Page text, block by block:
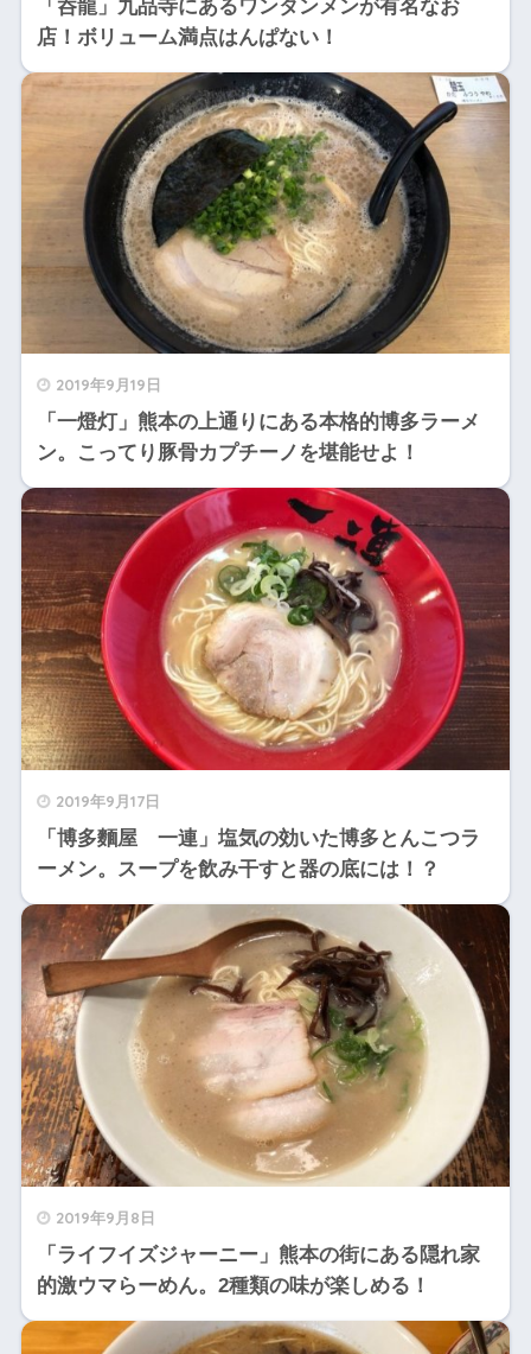
「呑龍」九品寺にあるワンタンメンが有名なお
店！ボリューム満点はんぱない！
2019年9月19日
「一燈灯」熊本の上通りにある本格的博多ラーメ
ン。こってり豚骨カプチーノを堪能せよ！
2019年9月17日
「博多麵屋 一連」塩気の効いた博多とんこつラ
ーメン。スープを飲み干すと器の底には！？
2019年9月8日
「ライフイズジャーニー」熊本の街にある隠れ家
的激ウマらーめん。2種類の味が楽しめる！